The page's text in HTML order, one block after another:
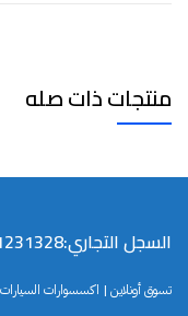
منتجات ذات صله
السجل التجاري:4031231328
تسوق أونلاين | اكسسوارات